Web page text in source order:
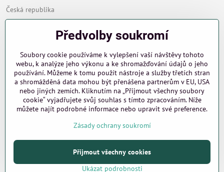
Česká republika
Zavoláme Vám zpět
Váš telefon *
©2026Copyright
Předvolby soukromíZásady ochrany soukromíPodmínky používání
Předvolby soukromí
Soubory cookie používáme k vylepšení vaší návštěvy tohoto
webu, k analýze jeho výkonu a ke shromažďování údajů o jeho
používání. Můžeme k tomu použít nástroje a služby třetích stran
a shromážděná data mohou být přenášena partnerům v EU, USA
nebo jiných zemích. Kliknutím na „Přijmout všechny soubory
cookie“ vyjadřujete svůj souhlas s tímto zpracováním. Níže
můžete najít podrobné informace nebo upravit své preference.
Zásady ochrany soukromí
Ukázat podrobnosti
Přijmout všechny cookies